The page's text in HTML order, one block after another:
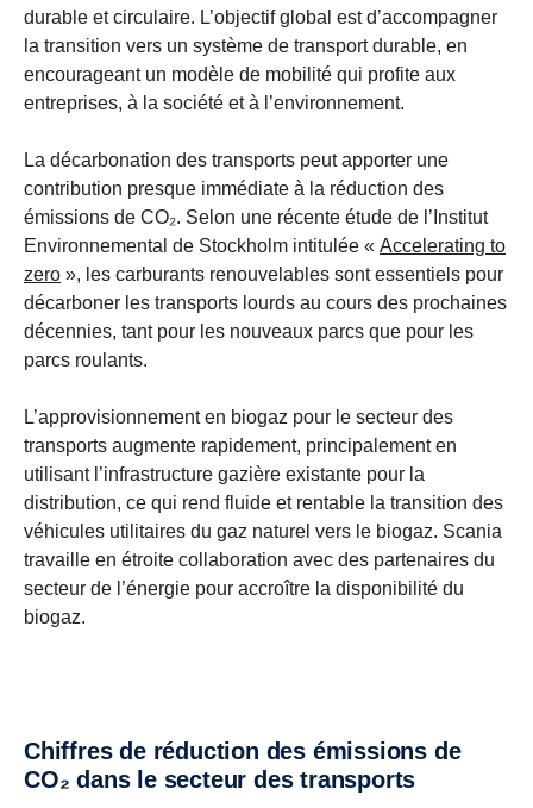
durable et circulaire. L’objectif global est d’accompagner
la transition vers un système de transport durable, en
encourageant un modèle de mobilité qui profite aux
entreprises, à la société et à l’environnement.
La décarbonation des transports peut apporter une
contribution presque immédiate à la réduction des
émissions de CO₂. Selon une récente étude de l’Institut
Environnemental de Stockholm intitulée « Accelerating to
zero », les carburants renouvelables sont essentiels pour
décarboner les transports lourds au cours des prochaines
décennies, tant pour les nouveaux parcs que pour les
parcs roulants.
L’approvisionnement en biogaz pour le secteur des
transports augmente rapidement, principalement en
utilisant l’infrastructure gazière existante pour la
distribution, ce qui rend fluide et rentable la transition des
véhicules utilitaires du gaz naturel vers le biogaz. Scania
travaille en étroite collaboration avec des partenaires du
secteur de l’énergie pour accroître la disponibilité du
biogaz.
Chiffres de réduction des émissions de
CO₂ dans le secteur des transports